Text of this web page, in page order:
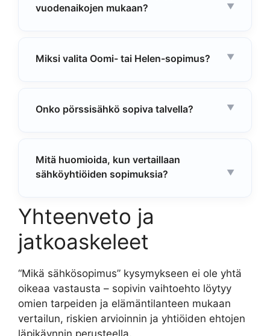
vuodenaikojen mukaan?
Miksi valita Oomi- tai Helen-sopimus?
Onko pörssisähkö sopiva talvella?
Mitä huomioida, kun vertaillaan
sähköyhtiöiden sopimuksia?
Yhteenveto ja
jatkoaskeleet
“Mikä sähkösopimus” kysymykseen ei ole yhtä
oikeaa vastausta – sopivin vaihtoehto löytyy
omien tarpeiden ja elämäntilanteen mukaan
vertailun, riskien arvioinnin ja yhtiöiden ehtojen
läpikäynnin perusteella.